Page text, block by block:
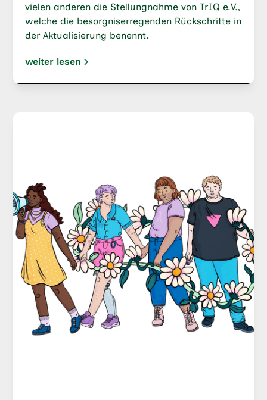
vielen anderen die Stellungnahme von TrIQ e.V.,
welche die besorgniserregenden Rückschritte in
der Aktualisierung benennt.
weiter lesen